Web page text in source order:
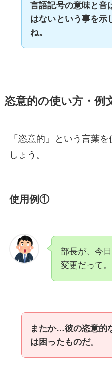
言語記号の意味と音
はないという事を示
ね。
恣意的の使い方・例
「恣意的」という言葉
しょう。
使用例①
部長が、今
変更だって。
またか…彼の恣意的
は困ったものだ。